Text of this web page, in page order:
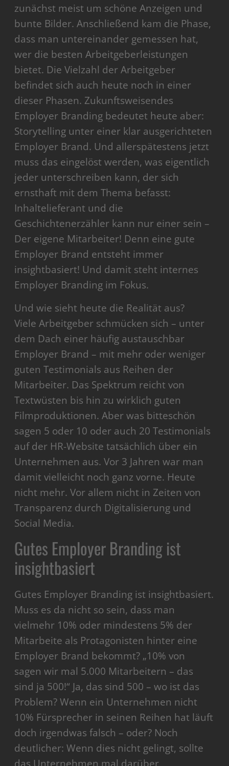
zunächst meist um schöne Anzeigen und
bunte Bilder. Anschließend kam die Phase,
dass man untereinander gemessen hat,
wer die besten Arbeitgeberleistungen
bietet. Die Vielzahl der Arbeitgeber
befindet sich auch heute noch in einer
dieser Phasen. Zukunftsweisendes
Employer Branding bedeutet heute aber:
Storytelling unter einer klar ausgerichteten
Employer Brand. Und allerspätestens jetzt
muss das eingelöst werden, was eigentlich
jeder unterschreiben kann, der sich
ernsthaft mit dem Thema befasst:
Inhaltelieferant und die
Geschichtenerzähler kann nur einer sein –
Der eigene Mitarbeiter! Denn eine gute
Employer Brand entsteht immer
insightbasiert! Und damit steht internes
Employer Branding im Fokus.
Und wie sieht heute die Realität aus?
Viele Arbeitgeber schmücken sich – unter
dem Dach einer häufig austauschbar
Employer Brand – mit mehr oder weniger
guten Testimonials aus Reihen der
Mitarbeiter. Das Spektrum reicht von
Textwüsten bis hin zu wirklich guten
Filmproduktionen. Aber was bitteschön
sagen 5 oder 10 oder auch 20 Testimonials
auf der HR-Website tatsächlich über ein
Unternehmen aus. Vor 3 Jahren war man
damit vielleicht noch ganz vorne. Heute
nicht mehr. Vor allem nicht in Zeiten von
Transparenz durch Digitalisierung und
Social Media.
Gutes Employer Branding ist
insightbasiert
Gutes Employer Branding ist insightbasiert.
Muss es da nicht so sein, dass man
vielmehr 10% oder mindestens 5% der
Mitarbeite als Protagonisten hinter eine
Employer Brand bekommt? „10% von
sagen wir mal 5.000 Mitarbeitern – das
sind ja 500!“ Ja, das sind 500 – wo ist das
Problem? Wenn ein Unternehmen nicht
10% Fürsprecher in seinen Reihen hat läuft
doch irgendwas falsch – oder? Noch
deutlicher: Wenn dies nicht gelingt, sollte